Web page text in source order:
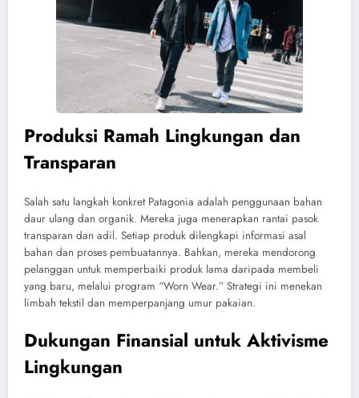
Produksi Ramah Lingkungan dan
Transparan
Salah satu langkah konkret Patagonia adalah penggunaan bahan
daur ulang dan organik. Mereka juga menerapkan rantai pasok
transparan dan adil. Setiap produk dilengkapi informasi asal
bahan dan proses pembuatannya. Bahkan, mereka mendorong
pelanggan untuk memperbaiki produk lama daripada membeli
yang baru, melalui program “Worn Wear.” Strategi ini menekan
limbah tekstil dan memperpanjang umur pakaian.
Dukungan Finansial untuk Aktivisme
Lingkungan